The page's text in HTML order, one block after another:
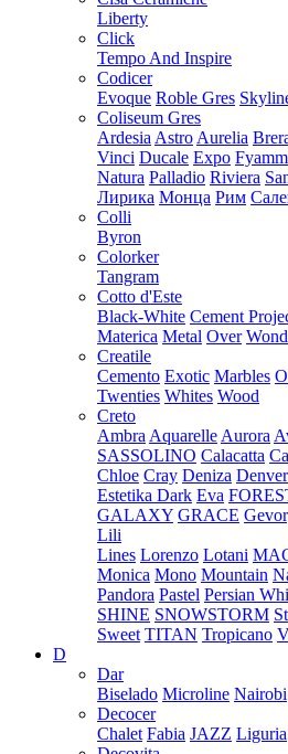
Liberty
Click
Tempo And Inspire
Codicer
Evoque Roble Gres
Coliseum Gres
Ardesia Astro Aurelia
Vinci Ducale Expo
Natura Palladio Riviera
Лирика Монца Рим
Colli
Byron
Colorker
Tangram
Cotto d'Este
Black-White Cement
Materica Metal Over
Creatile
Cemento Exotic Marbles
Twenties Whites Wood
Creto
Ambra Aquarelle Aurora
SASSOLINO Calacatta
Chloe Cray Deniza Denver
Estetika Dark Eva
GALAXY GRACE
Lili
Lines Lorenzo Lotani
Monica Mono Mountain
Pandora Pastel Persian
SHINE SNOWSTORM
Sweet TITAN Tropicano
D
Dar
Biselado Microline Nairobi
Decocer
Chalet Fabia JAZZ Liguria